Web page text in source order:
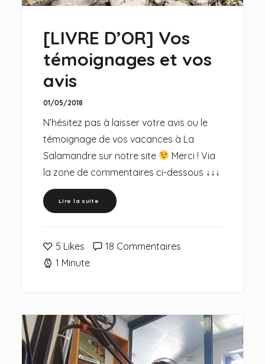
[LIVRE D’OR] Vos
témoignages et vos
avis
01/05/2018
N’hésitez pas à laisser votre avis ou le
témoignage de vos vacances à La
Salamandre sur notre site
Merci ! Via
la zone de commentaires ci-dessous ↓↓↓
Lire la suite
5 Likes
18 Commentaires
1 Minute